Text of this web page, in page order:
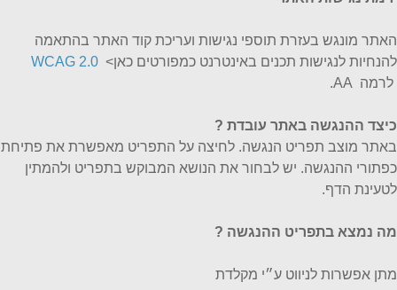
האתר מונגש בעזרת תוספי נגישות ועריכת קוד האתר בהתאמה
להנחיות לנגישות תכנים באינטרנט כמפורטים כאן> WCAG 2.0
לרמה AA.
כיצד ההנגשה באתר עובדת ?
באתר מוצב תפריט הנגשה. לחיצה על התפריט מאפשרת את פתיחת
כפתורי ההנגשה. יש לבחור את הנושא המבוקש בתפריט ולהמתין
לטעינת הדף.
מה נמצא בתפריט ההנגשה ?
מתן אפשרות לניווט ע״י מקלדת